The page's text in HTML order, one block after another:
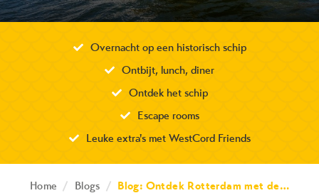
Overnacht op een historisch schip
Ontbijt, lunch, diner
Ontdek het schip
Escape rooms
Leuke extra's met WestCord Friends
Home / Blogs / Blog: Ontdek Rotterdam met de…